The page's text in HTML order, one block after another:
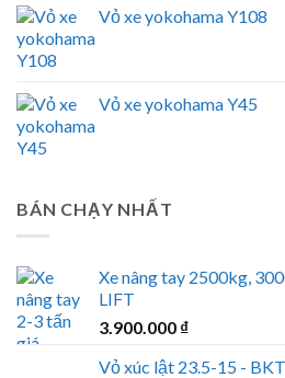
Vỏ xe yokohama Y108
Vỏ xe yokohama Y45
BÁN CHẠY NHẤT
Xe nâng tay 2500kg,
LIFT
3.900.000 ₫
Vỏ xúc lật 23.5-15 -